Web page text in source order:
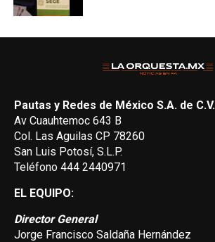
Pautas y Redes de México S.A. de C.V.
Av Cuauhtemoc 643 B
Col. Las Aguilas CP 78260
San Luis Potosí, S.L.P.
Teléfono 444 2440971
EL EQUIPO:
Director General
Jorge Francisco Saldaña Hernández